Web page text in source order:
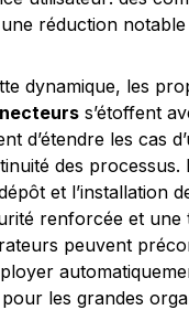
réduction
dynamique, les
s’étoffent
d’étendre les cas
des
et l’installation
renforcée et une
peuvent
les grandes